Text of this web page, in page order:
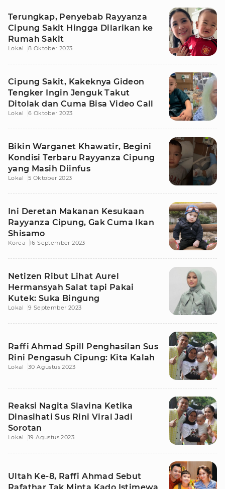
Terungkap, Penyebab Rayyanza
Cipung Sakit Hingga Dilarikan ke
Rumah Sakit
Lokal 8 Oktober 2023
Cipung Sakit, Kakeknya Gideon
Tengker Ingin Jenguk Takut
Ditolak dan Cuma Bisa Video Call
Lokal 6 Oktober 2023
Bikin Warganet Khawatir, Begini
Kondisi Terbaru Rayyanza Cipung
yang Masih Diinfus
Lokal 5 Oktober 2023
Ini Deretan Makanan Kesukaan
Rayyanza Cipung, Gak Cuma Ikan
Shisamo
Korea 16 September 2023
Netizen Ribut Lihat Aurel
Hermansyah Salat tapi Pakai
Kutek: Suka Bingung
Lokal 9 September 2023
Raffi Ahmad Spill Penghasilan Sus
Rini Pengasuh Cipung: Kita Kalah
Lokal 30 Agustus 2023
Reaksi Nagita Slavina Ketika
Dinasihati Sus Rini Viral Jadi
Sorotan
Lokal 19 Agustus 2023
Ultah Ke-8, Raffi Ahmad Sebut